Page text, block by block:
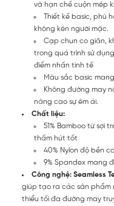
và hạn chế cuộn mép
Thiết kế basic, phù
không kén người mặc.
Cạp chun co giãn,
trong quá trình sử
điểm nhấn tinh tế
Màu sắc basic
Không đường may
nâng cao sự êm ái.
Chất liệu:
51% Bamboo từ sợi
thấm hút tốt
40% Nylon độ bền
9% Spandex mang
Công nghệ: Seamless
giúp tạo ra các sản phẩm
thiểu tối đa đường may